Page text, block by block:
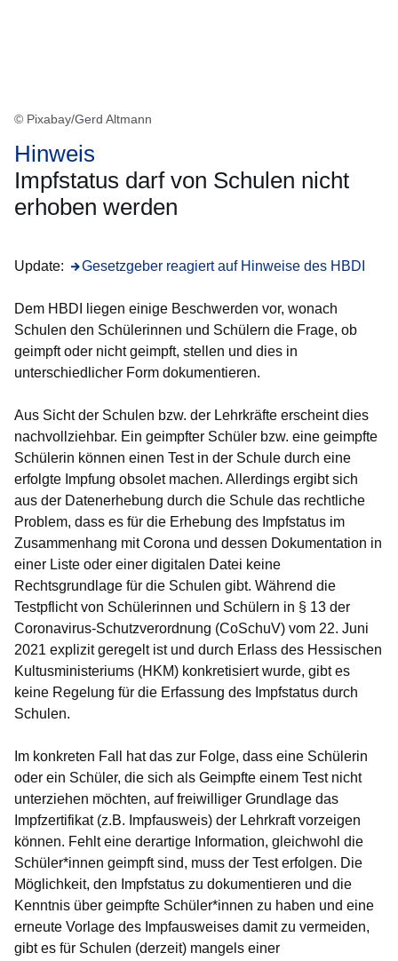
© Pixabay/Gerd Altmann
Hinweis
Impfstatus darf von Schulen nicht
erhoben werden
Update: Gesetzgeber reagiert auf Hinweise des HBDI
Öffnet sich in einem neuen Fenster
Dem HBDI liegen einige Beschwerden vor, wonach
Schulen den Schülerinnen und Schülern die Frage, ob
geimpft oder nicht geimpft, stellen und dies in
unterschiedlicher Form dokumentieren.
Aus Sicht der Schulen bzw. der Lehrkräfte erscheint dies
nachvollziehbar. Ein geimpfter Schüler bzw. eine geimpfte
Schülerin können einen Test in der Schule durch eine
erfolgte Impfung obsolet machen. Allerdings ergibt sich
aus der Datenerhebung durch die Schule das rechtliche
Problem, dass es für die Erhebung des Impfstatus im
Zusammenhang mit Corona und dessen Dokumentation in
einer Liste oder einer digitalen Datei keine
Rechtsgrundlage für die Schulen gibt. Während die
Testpflicht von Schülerinnen und Schülern in § 13 der
Coronavirus-Schutzverordnung (CoSchuV) vom 22. Juni
2021 explizit geregelt ist und durch Erlass des Hessischen
Kultusministeriums (HKM) konkretisiert wurde, gibt es
keine Regelung für die Erfassung des Impfstatus durch
Schulen.
Im konkreten Fall hat das zur Folge, dass eine Schülerin
oder ein Schüler, die sich als Geimpfte einem Test nicht
unterziehen möchten, auf freiwilliger Grundlage das
Impfzertifikat (z.B. Impfausweis) der Lehrkraft vorzeigen
können. Fehlt eine derartige Information, gleichwohl die
Schüler*innen geimpft sind, muss der Test erfolgen. Die
Möglichkeit, den Impfstatus zu dokumentieren und die
Kenntnis über geimpfte Schüler*innen zu haben und eine
erneute Vorlage des Impfausweises damit zu vermeiden,
gibt es für Schulen (derzeit) mangels einer